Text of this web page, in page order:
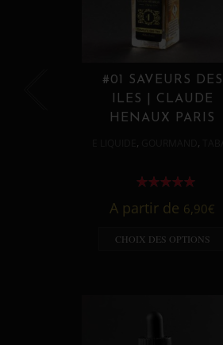
#01 SAVEURS DES
ILES | CLAUDE
HENAUX PARIS
, ,
A partir de 6,90€
CHOIX DES OPTIONS